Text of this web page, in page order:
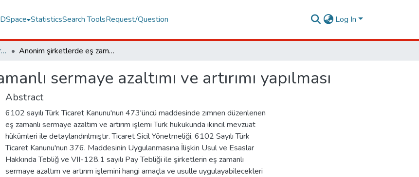
StatisticsSearch ToolsRequest/Question Log In
Institute of Graduate Programs Other Publications Collection Anonim şirketlerde eş zamanlı sermaye azaltımı ve artırımı yapılması
sermaye azaltımı ve artırımı yapılması
Abstract
6102 sayılı Türk Ticaret Kanunu'nun 473'üncü maddesinde zımnen düzenlenen
eş zamanlı sermaye azaltım ve artırım işlemi Türk hukukunda ikincil mevzuat
hükümleri ile detaylandırılmıştır. Ticaret Sicil Yönetmeliği, 6102 Sayılı Türk
Ticaret Kanunu'nun 376. Maddesinin Uygulanmasına İlişkin Usul ve Esaslar
Hakkında Tebliğ ve VII-128.1 sayılı Pay Tebliği ile şirketlerin eş zamanlı
sermaye azaltım ve artırım işlemini hangi amaçla ve usulle uygulayabilecekleri